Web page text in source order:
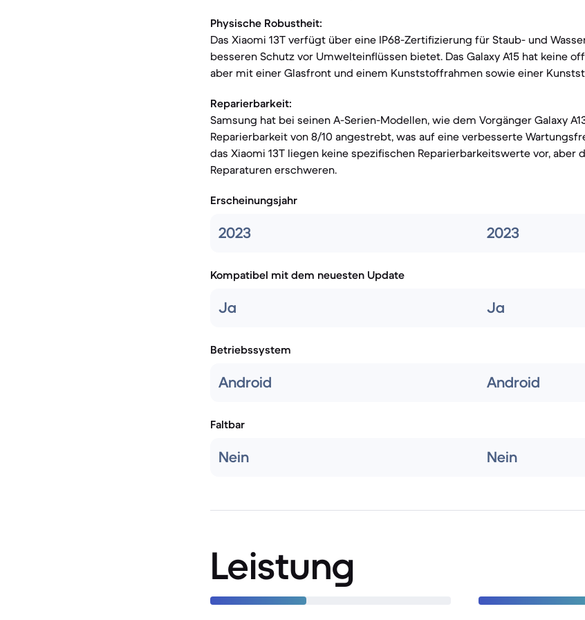
Physische Robustheit:
Das Xiaomi 13T verfügt über eine IP68-Zertifizierung für Staub- und
besseren Schutz vor Umwelteinflüssen bietet. Das Galaxy A15 hat keine
aber mit einer Glasfront und einem Kunststoffrahmen sowie einer
Reparierbarkeit:
Samsung hat bei seinen A-Serien-Modellen, wie dem Vorgänger Galaxy
Reparierbarkeit von 8/10 angestrebt, was auf eine verbesserte
das Xiaomi 13T liegen keine spezifischen Reparierbarkeitswerte vor, aber
Reparaturen erschweren.
Erscheinungsjahr
2023 2023
Kompatibel mit dem neuesten Update
Ja Ja
Betriebssystem
Android Android
Faltbar
Nein Nein
Leistung